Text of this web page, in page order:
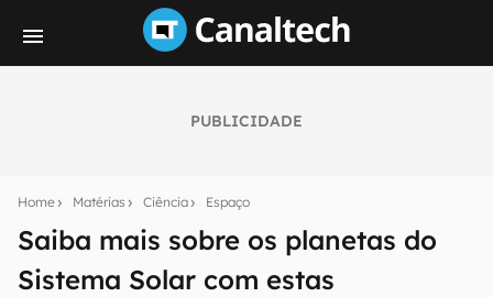
PUBLICIDADE
Home Matérias Ciência Espaço
Saiba mais sobre os planetas do
Sistema Solar com estas
notícias e reviews sobre tecnologia em primeira
mão.
E-mail